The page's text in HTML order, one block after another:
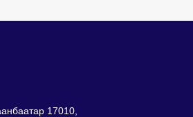
17010,